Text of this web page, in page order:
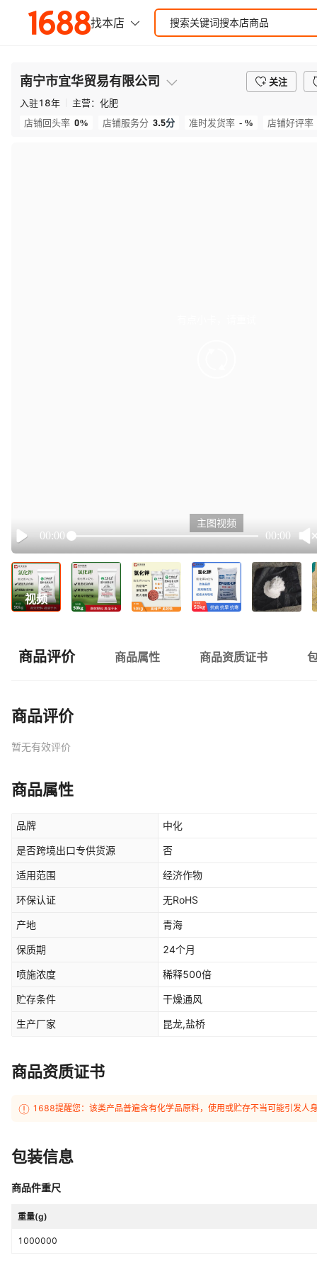
南宁市宜华贸易有限公司
关注
入驻18年 主营： 化肥
店铺回头率 0% 店铺服务分 3.5分 准时发货率 - % 店铺好评率
Play
00:00 00:00
主图视频
视频
商品评价 商品属性 商品资质证书
商品评价
暂无有效评价
商品属性
品牌 中化
是否跨境出口专供货源 否
适用范围 经济作物
环保认证 无RoHS
产地 青海
保质期 24个月
喷施浓度 稀释500倍
贮存条件 干燥通风
生产厂家 昆龙,盐桥
商品资质证书
1688提醒您：该类产品普遍含有化学品原料，使用或贮存不当可能引发人
包装信息
商品件重尺
重量(g)
1000000